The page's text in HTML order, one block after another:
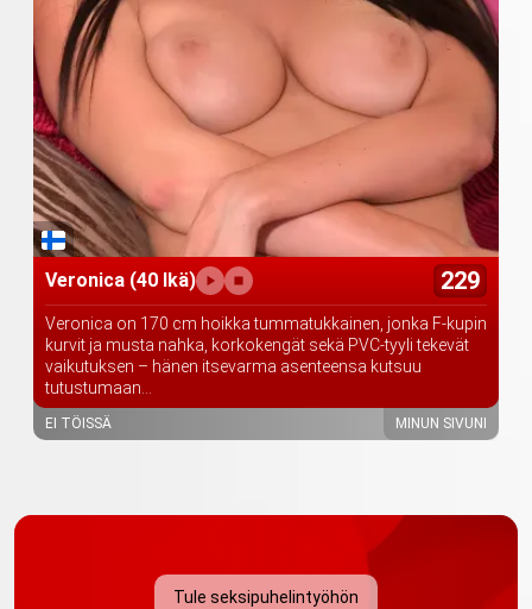
Veronica (40 Ikä) 229
Veronica on 170 cm hoikka tummatukkainen, jonka F-kupin
kurvit ja musta nahka, korkokengät sekä PVC-tyyli tekevät
vaikutuksen – hänen itsevarma asenteensa kutsuu
tutustumaan...
EI TÖISSÄ MINUN SIVUNI
Tule seksipuhelintyöhön